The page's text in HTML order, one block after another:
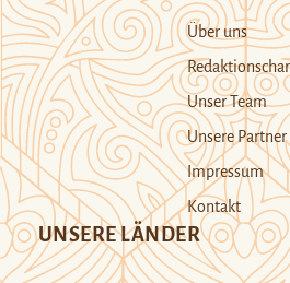
Über uns
Unser Team
Unsere Partner
Impressum
Kontakt
UNSERE LÄNDER